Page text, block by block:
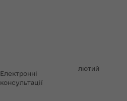
Електронні
консультації
лютий